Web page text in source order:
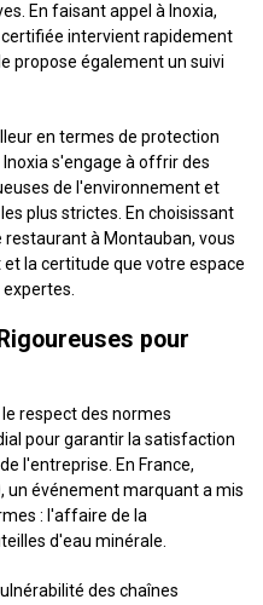
En faisant appel à Inoxia,
intervient rapidement
propose également un suivi
en termes de protection
s'engage à offrir des
de l'environnement et
plus strictes. En choisissant
restaurant à Montauban, vous
la certitude que votre espace
pour
respect des normes
pour garantir la satisfaction
l'entreprise. En France,
un événement marquant a mis
: l'affaire de la
d'eau minérale.
des chaînes